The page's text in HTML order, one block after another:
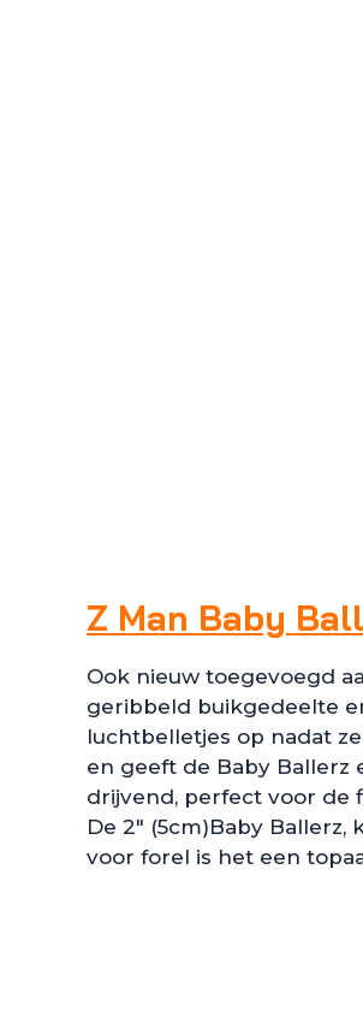
Z Man Baby
Ook nieuw toegevoegd
geribbeld buikgedeelte
luchtbelletjes op nadat
en geeft de Baby Ballerz
drijvend, perfect voor de
De 2″ (5cm)Baby
voor forel is het een